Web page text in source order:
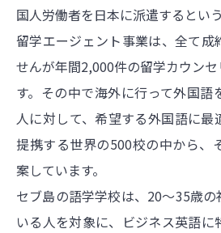
国人労働者を日本に派遣するとい
留学エージェント事業は、全て成
せんが年間2,000件の留学カウン
す。その中で海外に行って外国語
人に対して、希望する外国語に最
提携する世界の500校の中から、
案しています。
セブ島の語学学校は、20～35歳
いる人を対象に、ビジネス英語